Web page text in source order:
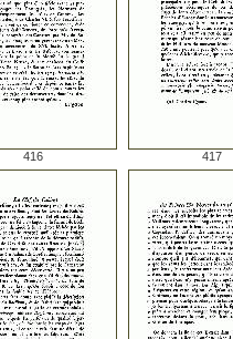
416 417